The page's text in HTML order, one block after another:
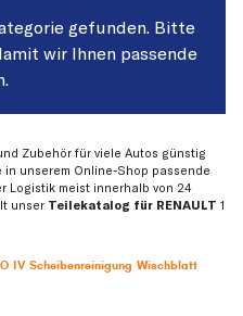
gefunden. Bitte
wir Ihnen passende
Zubehör für viele Autos günstig
in unserem Online-Shop passende
Logistik meist innerhalb von 24
unser Teilekatalog für RENAULT 1
IV Scheibenreinigung Wischblatt